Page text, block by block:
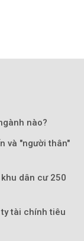
nào?
và "người thân"
dân cư 250
tài chính tiêu